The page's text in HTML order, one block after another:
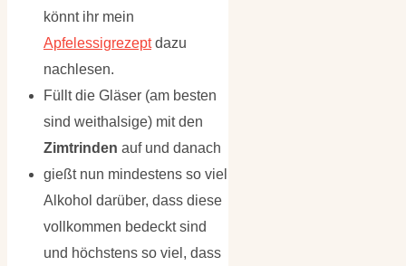
könnt ihr mein
Apfelessigrezeptdazu
nachlesen.
Füllt die Gläser (am besten
sind weithalsige) mit den
Zimtrinden auf und danach
gießt nun mindestens so viel
Alkohol darüber, dass diese
vollkommen bedeckt sind
und höchstens so viel, dass